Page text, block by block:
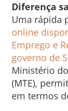
Diferença
Uma rápida
online
Emprego e
governo de
Ministério
(MTE),
em termos